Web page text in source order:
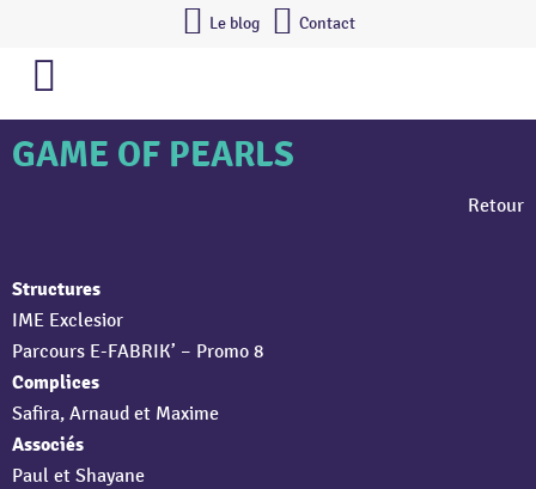
Le blog Contact
GAME OF PEARLS
Retour
Structures
IME Exclesior
Parcours E-FABRIK’ – Promo 8
Complices
Safira, Arnaud et Maxime
Associés
Paul et Shayane